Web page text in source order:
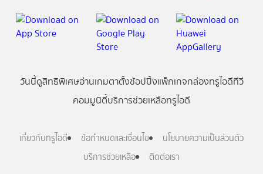
วันนี้ดูสิทธิพิเศษอ่านเกมตาตั้งช้อปปิ้งแพ็กเกจกล่องทรูไอดีทีวี
คอมมูนิตี้บริการช่วยเหลือทรูไอดี
เกี่ยวกับทรูไอดี ข้อกำหนดและเงื่อนไข
นโยบายความเป็นส่วนตัว
บริการช่วยเหลือ
ติดต่อเรา